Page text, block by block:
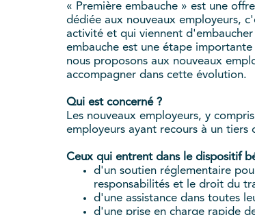
« Première embauche » est une
dédiée aux nouveaux employeurs,
activité et qui viennent
embauche est une étape
nous proposons aux nouveaux
accompagner dans cette évolution.
Qui est concerné ?
Les nouveaux employeurs, y
employeurs ayant recours à un tiers
Ceux qui entrent dans le dispositif
d'un soutien réglementaire
responsabilités et le droit du
d'une assistance dans toutes
d'une prise en charge rapide